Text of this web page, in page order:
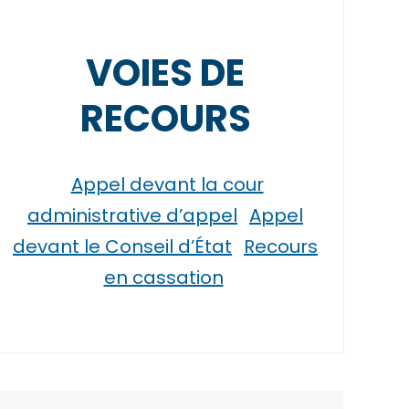
VOIES DE
RECOURS
Appel devant la cour
administrative d’appel Appel
devant le Conseil d’État Recours
en cassation